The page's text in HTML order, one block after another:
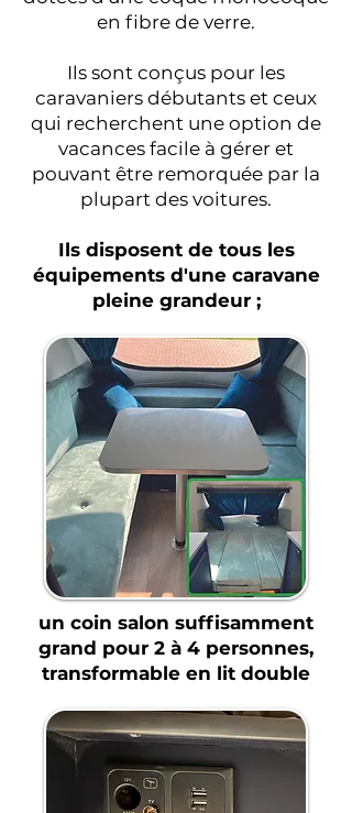
en fibre de verre.
Ils sont conçus pour les
caravaniers débutants et ceux
qui recherchent une option de
vacances facile à gérer et
pouvant être remorquée par la
plupart des voitures.
Ils disposent de tous les
équipements d'une caravane
pleine grandeur ;
un coin salon suffisamment
grand pour 2 à 4 personnes,
transformable en lit double